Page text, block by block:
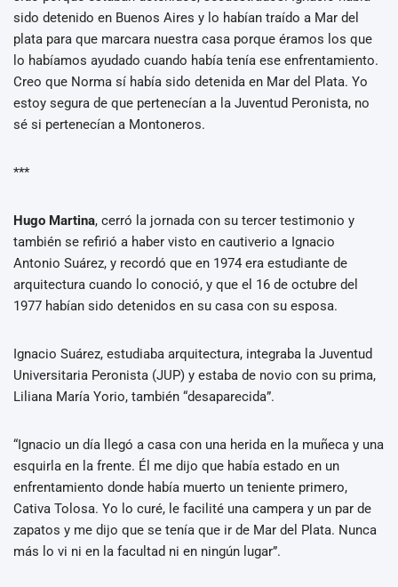
sido detenido en Buenos Aires y lo habían traído a Mar del
plata para que marcara nuestra casa porque éramos los que
lo habíamos ayudado cuando había tenía ese enfrentamiento.
Creo que Norma sí había sido detenida en Mar del Plata. Yo
estoy segura de que pertenecían a la Juventud Peronista, no
sé si pertenecían a Montoneros.
***
Hugo Martina, cerró la jornada con su tercer testimonio y
también se refirió a haber visto en cautiverio a Ignacio
Antonio Suárez, y recordó que en 1974 era estudiante de
arquitectura cuando lo conoció, y que el 16 de octubre del
1977 habían sido detenidos en su casa con su esposa.
Ignacio Suárez, estudiaba arquitectura, integraba la Juventud
Universitaria Peronista (JUP) y estaba de novio con su prima,
Liliana María Yorio, también “desaparecida”.
“Ignacio un día llegó a casa con una herida en la muñeca y una
esquirla en la frente. Él me dijo que había estado en un
enfrentamiento donde había muerto un teniente primero,
Cativa Tolosa. Yo lo curé, le facilité una campera y un par de
zapatos y me dijo que se tenía que ir de Mar del Plata. Nunca
más lo vi ni en la facultad ni en ningún lugar”.